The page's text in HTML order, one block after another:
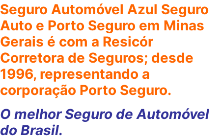
Seguro Automóvel Azul Seguro
Auto e Porto Seguro em Minas
Gerais é com a Resicór
Corretora de Seguros; desde
1996, representando a
corporação Porto Seguro.
O melhor Seguro de Automóvel
do Brasil.